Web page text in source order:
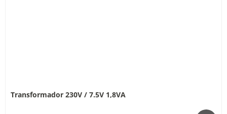
Transformador 230V / 7.5V 1,8VA